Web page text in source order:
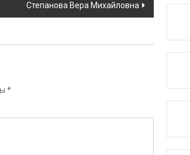
Степанова Вера Михайловна
*